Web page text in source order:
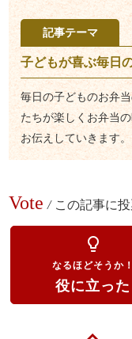
記事テーマ
子どもが喜ぶ毎日
毎日の子どものお弁
たちが楽しくお弁当
お伝えしていきます。
Vote / この記事に
lightbulb_outline
なるほどそうか！
役に立った